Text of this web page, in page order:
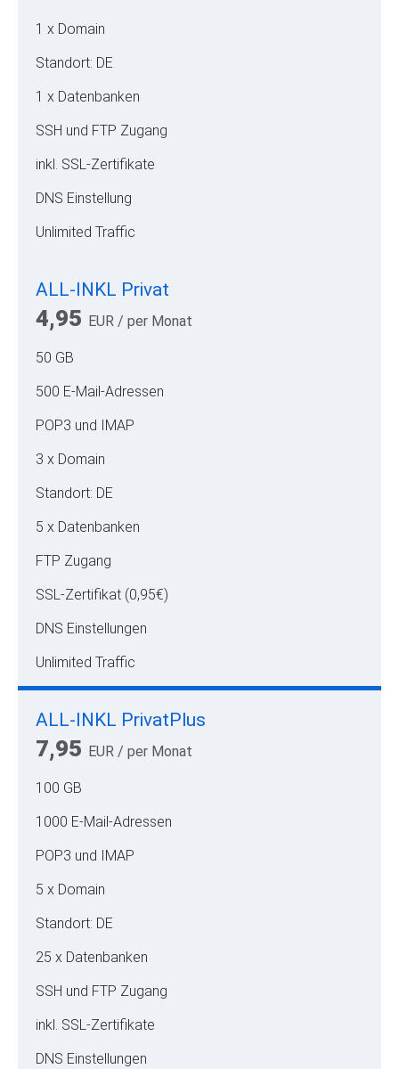
1 x Domain
Standort: DE
1 x Datenbanken
SSH und FTP Zugang
inkl. SSL-Zertifikate
DNS Einstellung
Unlimited Traffic
ALL-INKL Privat
4,95 EUR / per Monat
50 GB
500 E-Mail-Adressen
POP3 und IMAP
3 x Domain
Standort: DE
5 x Datenbanken
FTP Zugang
SSL-Zertifikat (0,95€)
DNS Einstellungen
Unlimited Traffic
ALL-INKL PrivatPlus
7,95 EUR / per Monat
100 GB
1000 E-Mail-Adressen
POP3 und IMAP
5 x Domain
Standort: DE
25 x Datenbanken
SSH und FTP Zugang
inkl. SSL-Zertifikate
DNS Einstellungen